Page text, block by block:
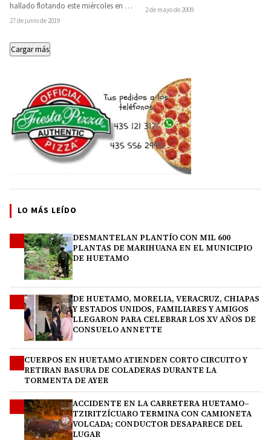
hallado flotando este miércoles en un
canal en Clint, Texas, cerca del…
27 de junio de 2019
otra resultó gravemente herida, la
2 de mayo de 2009
Cargar más
LO MÁS LEÍDO
DESMANTELAN PLANTÍO CON MIL 600
PLANTAS DE MARIHUANA EN EL MUNICIPIO
DE HUETAMO
DE HUETAMO, MORELIA, VERACRUZ, CHIAPAS
Y ESTADOS UNIDOS, FAMILIARES Y AMIGOS
LLEGARON PARA CELEBRAR LOS XV AÑOS DE
CONSUELO ANNETTE
CUERPOS EN HUETAMO ATIENDEN CORTO CIRCUITO Y
RETIRAN BASURA DE COLADERAS DURANTE LA
TORMENTA DE AYER
ACCIDENTE EN LA CARRETERA HUETAMO–
TZIRITZÍCUARO TERMINA CON CAMIONETA
VOLCADA; CONDUCTOR DESAPARECE DEL
LUGAR